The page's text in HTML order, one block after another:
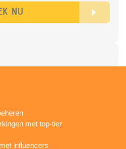
met top-tier
influencers